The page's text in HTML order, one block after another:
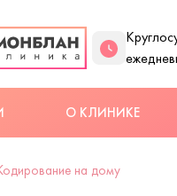
О КЛИНИКЕ
на дому